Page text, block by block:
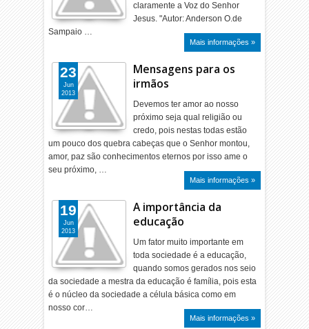
claramente a Voz do Senhor
Jesus. "Autor: Anderson O.de
Sampaio …
Mais informações »
Mensagens para os
irmãos
Devemos ter amor ao nosso
próximo seja qual religião ou
credo, pois nestas todas estão
um pouco dos quebra cabeças que o Senhor montou,
amor, paz são conhecimentos eternos por isso ame o
seu próximo, …
Mais informações »
23
Jun
2013
A importância da
educação
Um fator muito importante em
toda sociedade é a educação,
quando somos gerados nos seio
da sociedade a mestra da educação é família, pois esta
é o núcleo da sociedade a célula básica como em
nosso cor…
Mais informações »
19
Jun
2013